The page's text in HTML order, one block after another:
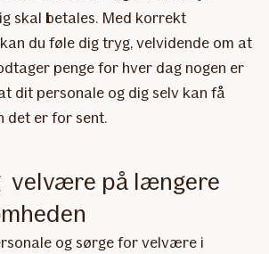
skal betales. Med korrekt
kan du føle dig tryg, velvidende om at
penge for hver dag nogen er
dit personale og dig selv kan få
det er for sent.
velvære på længere
og sørge for velvære i